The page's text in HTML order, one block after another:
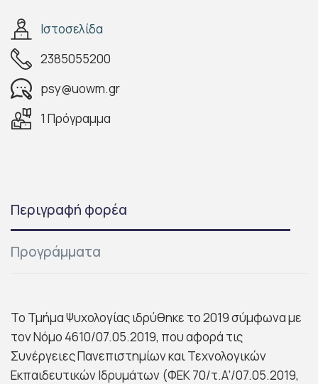
Ιστοσελίδα
2385055200
psy@uowm.gr
1 Πρόγραμμα
Περιγραφή φορέα
Προγράμματα
Το Τμήμα Ψυχολογίας ιδρύθηκε το 2019 σύμφωνα με
τον Νόμο 4610/07.05.2019, που αφορά τις
Συνέργειες Πανεπιστημίων και Τεχνολογικών
Εκπαιδευτικών Ιδρυμάτων (ΦΕΚ 70/τ.Α'/07.05.2019,